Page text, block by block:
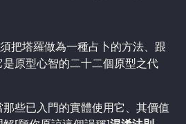
把塔羅做為一種占卜的方法、跟
原型心智的二十二個原型之代
些已入門的實體使用它、其價值